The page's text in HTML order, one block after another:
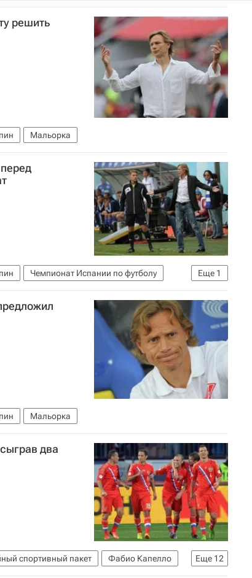
решить
Мальорка
Еще 1
Чемпионат Испании по футболу
Мальорка
два
Еще 12
спортивный пакет
Фабио Капелло